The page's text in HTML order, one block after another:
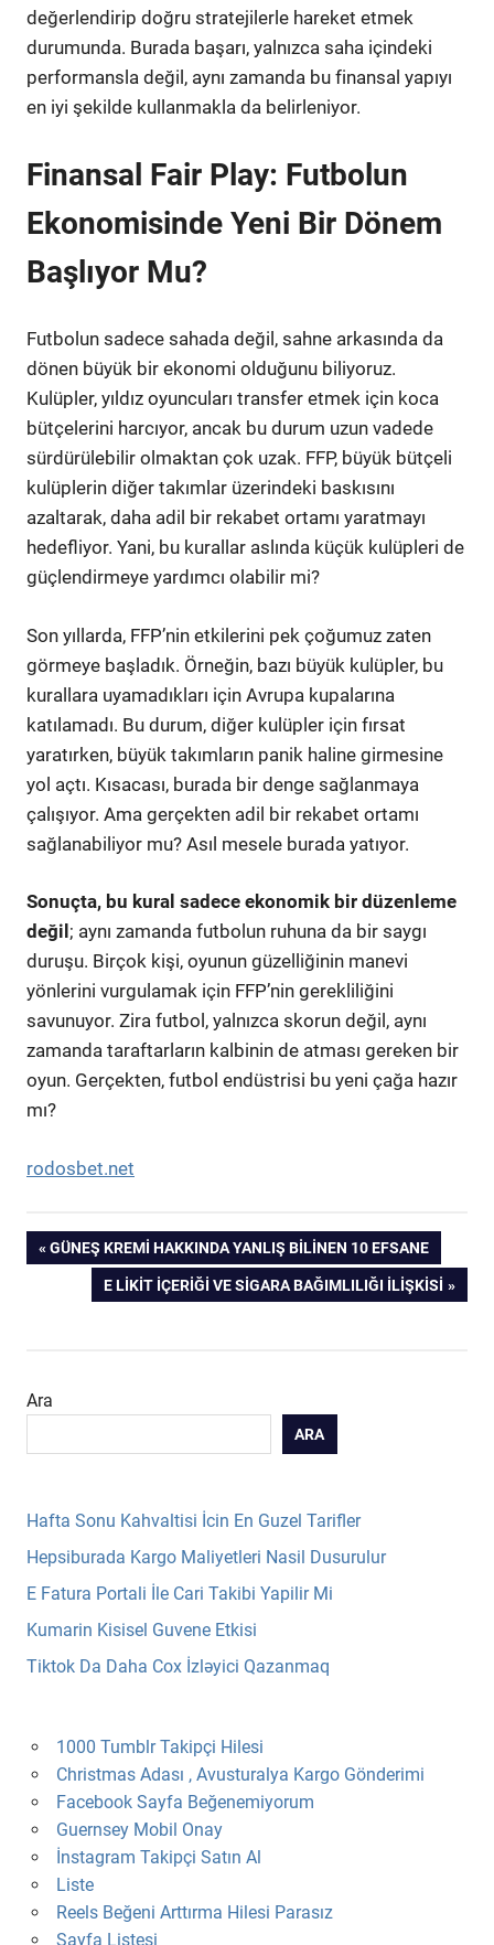
değerlendirip doğru stratejilerle hareket etmek
durumunda. Burada başarı, yalnızca saha içindeki
performansla değil, aynı zamanda bu finansal yapıyı
en iyi şekilde kullanmakla da belirleniyor.
Finansal Fair Play: Futbolun
Ekonomisinde Yeni Bir Dönem
Başlıyor Mu?
Futbolun sadece sahada değil, sahne arkasında da
dönen büyük bir ekonomi olduğunu biliyoruz.
Kulüpler, yıldız oyuncuları transfer etmek için koca
bütçelerini harcıyor, ancak bu durum uzun vadede
sürdürülebilir olmaktan çok uzak. FFP, büyük bütçeli
kulüplerin diğer takımlar üzerindeki baskısını
azaltarak, daha adil bir rekabet ortamı yaratmayı
hedefliyor. Yani, bu kurallar aslında küçük kulüpleri de
güçlendirmeye yardımcı olabilir mi?
Son yıllarda, FFP’nin etkilerini pek çoğumuz zaten
görmeye başladık. Örneğin, bazı büyük kulüpler, bu
kurallara uyamadıkları için Avrupa kupalarına
katılamadı. Bu durum, diğer kulüpler için fırsat
yaratırken, büyük takımların panik haline girmesine
yol açtı. Kısacası, burada bir denge sağlanmaya
çalışıyor. Ama gerçekten adil bir rekabet ortamı
sağlanabiliyor mu? Asıl mesele burada yatıyor.
Sonuçta, bu kural sadece ekonomik bir düzenleme
değil ; aynı zamanda futbolun ruhuna da bir saygı
duruşu. Birçok kişi, oyunun güzelliğinin manevi
yönlerini vurgulamak için FFP’nin gerekliliğini
savunuyor. Zira futbol, yalnızca skorun değil, aynı
zamanda taraftarların kalbinin de atması gereken bir
oyun. Gerçekten, futbol endüstrisi bu yeni çağa hazır
mı?
rodosbet.net
Yazı
gezinmesi
PREVIOUS
POST:
GÜNEŞ KREMI HAKKINDA YANLIŞ BILINEN 10 EFSANE
NEXT
POST:
E LIKIT İÇERIĞI VE SIGARA BAĞIMLILIĞI İLIŞKISI
Ara
ARA
Hafta Sonu Kahvaltisi İcin En Guzel Tarifler
Hepsiburada Kargo Maliyetleri Nasil Dusurulur
E Fatura Portali İle Cari Takibi Yapilir Mi
Kumarin Kisisel Guvene Etkisi
Tiktok Da Daha Cox İzləyici Qazanmaq
1000 Tumblr Takipçi Hilesi
Christmas Adası , Avusturalya Kargo Gönderimi
Facebook Sayfa Beğenemiyorum
Guernsey Mobil Onay
İnstagram Takipçi Satın Al
Liste
Reels Beğeni Arttırma Hilesi Parasız
Sayfa Listesi